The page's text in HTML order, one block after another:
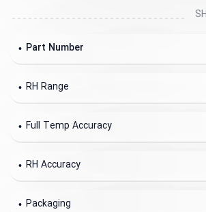
Part Number
RH Range
Full Temp Accuracy
RH Accuracy
Packaging